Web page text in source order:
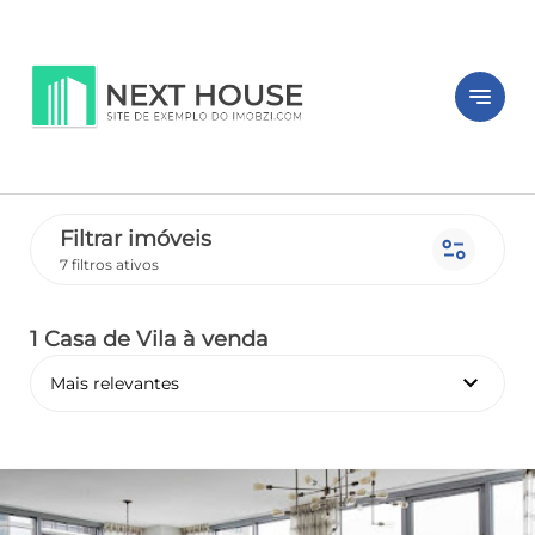
notes
Filtrar imóveis
7 filtros ativos page_info
1 Casa de Vila à venda
Mais relevantes keyboard_arrow_down